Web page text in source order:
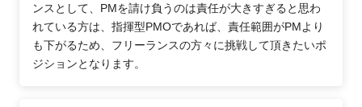
ンスとして、PMを請け負うのは責任が大きすぎると思わ
れている方は、指揮型PMOであれば、責任範囲がPMより
も下がるため、フリーランスの方々に挑戦して頂きたいポ
ジションとなります。